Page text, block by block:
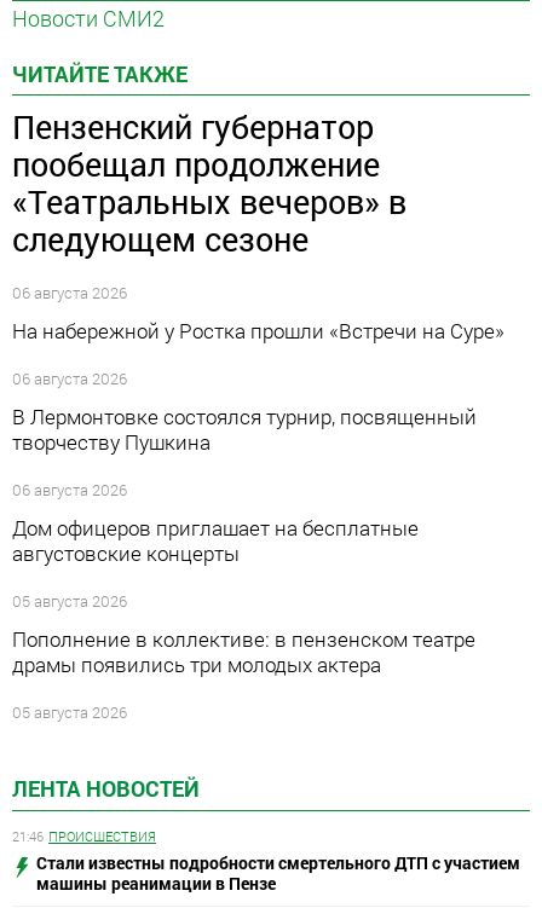
ЛЕНТА НОВОСТЕЙ
21:46 ПРОИСШЕСТВИЯ
Стали известны подробности смертельного ДТП с участием
машины реанимации в Пензе
Новости СМИ2
ЧИТАЙТЕ ТАКЖЕ
Пензенский губернатор
пообещал продолжение
«Театральных вечеров» в
следующем сезоне
06 августа 2026
На набережной у Ростка прошли «Встречи на Суре»
06 августа 2026
В Лермонтовке состоялся турнир, посвященный
творчеству Пушкина
06 августа 2026
Дом офицеров приглашает на бесплатные
августовские концерты
05 августа 2026
Пополнение в коллективе: в пензенском театре
драмы появились три молодых актера
05 августа 2026